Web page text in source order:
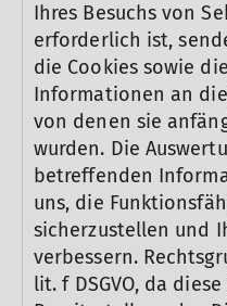
Ihres Besuchs von
erforderlich ist,
die Cookies sowie
Informationen an
von denen sie
wurden. Die
betreffenden
uns, die
sicherzustellen und
verbessern.
lit. f DSGVO, da